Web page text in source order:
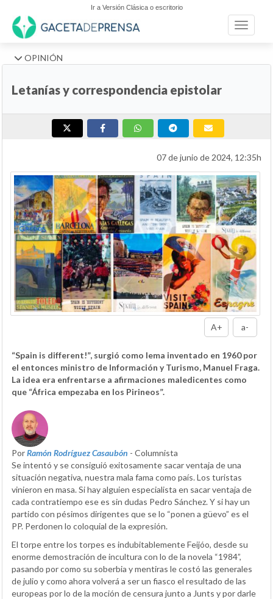
Ir a Versión Clásica o escritorio
Toggle
OPINIÓN
Letanías y correspondencia epistolar
07 de junio de 2024, 12:35h
A+ a-
“Spain is different!”, surgió como lema inventado en 1960 por
el entonces ministro de Información y Turismo, Manuel Fraga.
La idea era enfrentarse a afirmaciones maledicentes como
que “África empezaba en los Pirineos”.
PorRamón Rodríguez Casaubón - Columnista
Se intentó y se consiguió exitosamente sacar ventaja de una
situación negativa, nuestra mala fama como país. Los turistas
vinieron en masa. Si hay alguien especialista en sacar ventaja de
cada contratiempo ese es sin dudas Pedro Sánchez. Y si hay un
partido con pésimos dirigentes que se lo “ponen a güevo” es el
PP. Perdonen lo coloquial de la expresión.
El torpe entre los torpes es indubitablemente Feijóo, desde su
enorme demostración de incultura con lo de la novela “1984”,
pasando por como su soberbia y mentiras le costó las generales
de julio y como ahora volverá a ser un fiasco el resultado de las
europeas por lo de la moción de censura junto a Junts y por darle